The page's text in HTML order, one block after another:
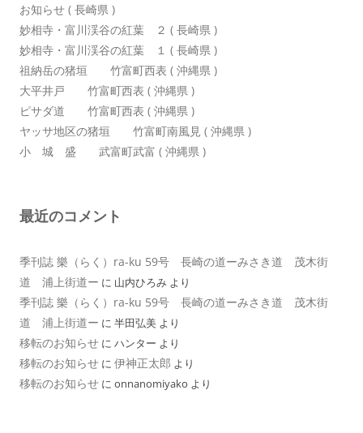
お知らせ ( 長崎県 )
妙相寺・富川渓谷の紅葉 ２ ( 長崎県 )
妙相寺・富川渓谷の紅葉 １ ( 長崎県 )
祖納岳の猪垣 竹富町西表 ( 沖縄県 )
大平井戸 竹富町西表 ( 沖縄県 )
ピサダ道 竹富町西表 ( 沖縄県 )
ヤッサ地区の猪垣 竹富町南風見 ( 沖縄県 )
小 城 盛 武富町武富 ( 沖縄県 )
最近のコメント
季刊誌 樂（らく）ra-ku 59号 長崎の道ーみさき道 茂木街
道 浦上街道ー に 山内ひろみ より
季刊誌 樂（らく）ra-ku 59号 長崎の道ーみさき道 茂木街
道 浦上街道ー に 半田弘美 より
移転のお知らせ に ハンター より
移転のお知らせ に 伊神正太郎 より
移転のお知らせ に onnanomiyako より